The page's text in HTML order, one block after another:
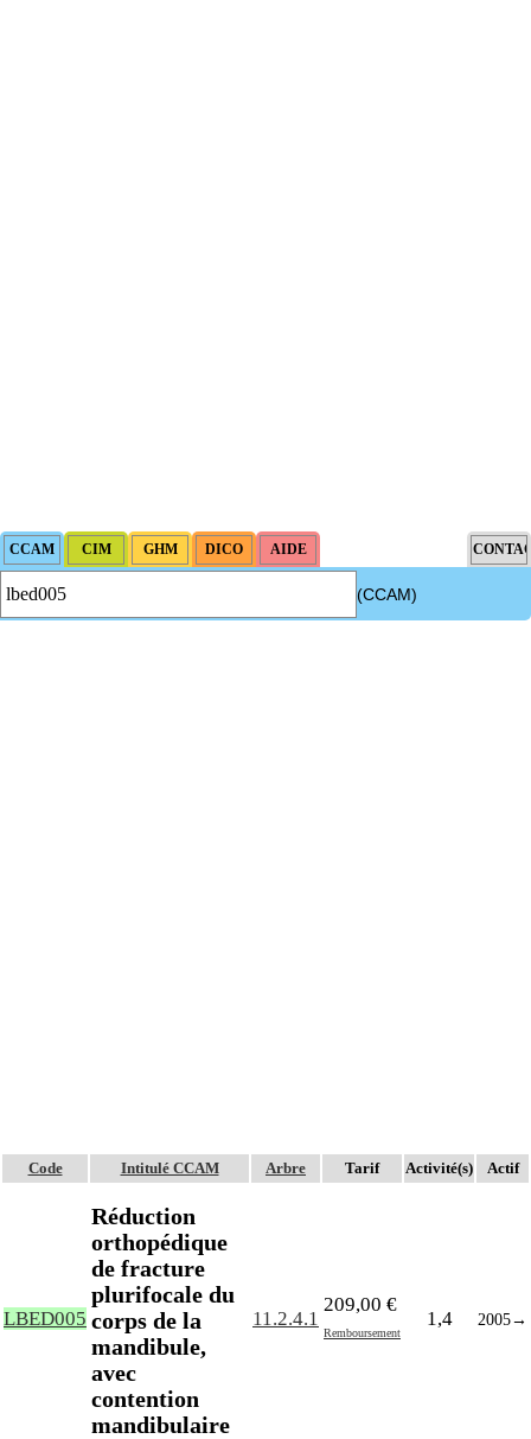
(CCAM)
Code Intitulé CCAM Arbre Tarif Activité(s) Actif
LBED005
Réduction
orthopédique
de fracture
plurifocale du
corps de la
mandibule,
avec
contention
mandibulaire
11.2.4.1
209,00 €
Remboursement
1,4 2005→